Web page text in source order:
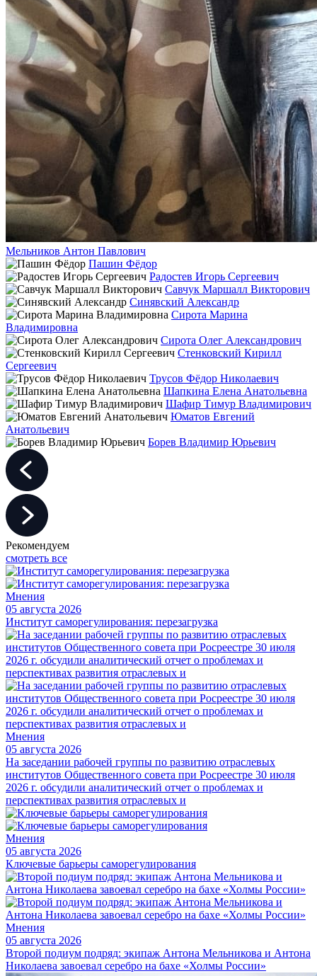
Мельников Антон Павлович
Пашин Фёдор
Радостев Игорь Сергеевич
Савчук Маршалл Викторович
Синявский Александр
Сирота Марина
Владимировна
Сирота Олег Александрович
Стенковский Кирилл
Сергеевич
Трусов Фёдор Николаевич
Шапкина Елена Анатольевна
Шафир Тимур Владимирович
Юматов Евгений
Анатольевич
Борев Владимир Юрьевич
Рекомендуем
смотреть все
Мнения
05 августа 2026
Институт саморегулирования: перезагрузка
Мнения
05 августа 2026
На заседании рабочей группы по развитию отраслевых
институтов Общественного совета при Росреестре 30 июля
2026 г. обсудили аналитический отчет о проблемах и
перспективах развития отраслевых и
Мнения
05 августа 2026
Ключевые барьеры саморегулирования
Мнения
05 августа 2026
Второй подиум подряд: экипаж Антона Мельникова и Антона
Николаева завоевал серебро на бахе «Холмы России»